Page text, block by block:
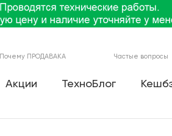
Почему ПРОДАВАКА Частые вопросы
Акции ТехноБлог